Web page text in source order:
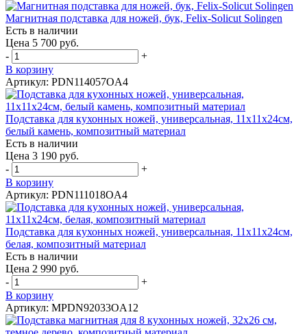
Магнитная подставка для ножей, бук, Felix-Solicut Solingen
Есть в наличии
Цена 5 700 руб.
-
+
В корзину
Артикул: PDN114057OA4
Подставка для кухонных ножей, универсальная, 11х11х24см,
белый камень, композитный материал
Есть в наличии
Цена 3 190 руб.
-
+
В корзину
Артикул: PDN111018OA4
Подставка для кухонных ножей, универсальная, 11х11х24см,
белая, композитный материал
Есть в наличии
Цена 2 990 руб.
-
+
В корзину
Артикул: MPDN92033OA12